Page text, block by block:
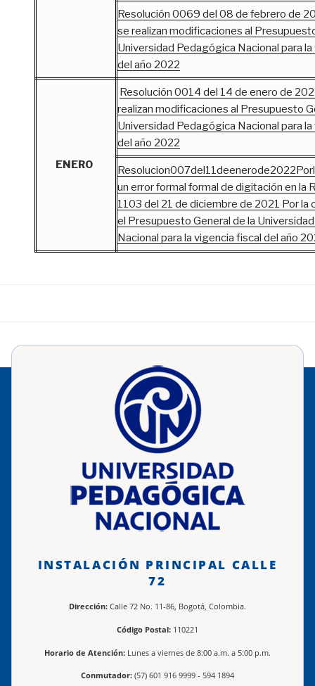
Resolución 0069 del 08 de febrero de
se realizan modificaciones al
Universidad Pedagógica Nacional para
del año 2022
ENERO
Resolución 0014 del 14 de enero de
realizan modificaciones al Presupuesto
Universidad Pedagógica Nacional para
del año 2022
un error formal formal de digitación en la
1103 del 21 de diciembre de 2021 Por la
el Presupuesto General de la
Nacional para la vigencia fiscal del año
INSTALACIÓN PRINCIPAL CALLE
72
Dirección: Calle 72 No. 11-86, Bogotá, Colombia.
Código Postal: 110221
Horario de Atención: Lunes a viernes de 8:00 a.m. a 5:00 p.m.
Conmutador: (57) 601 916 9999 - 594 1894